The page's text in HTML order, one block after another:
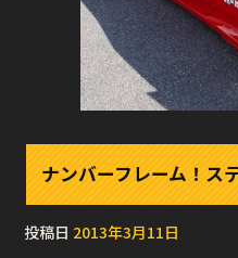
ナンバーフレーム！ス
投稿日 2013年3月11日